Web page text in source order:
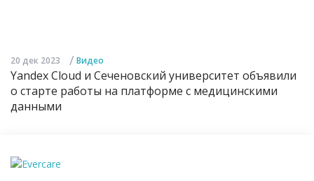
20 дек 2023 / Видео
Yandex Cloud и Сеченовский университет объявили
о старте работы на платформе с медицинскими
данными